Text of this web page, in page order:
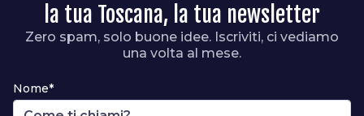
la tua Toscana, la tua newsletter
Zero spam, solo buone idee. Iscriviti, ci vediamo
una volta al mese.
Nome*